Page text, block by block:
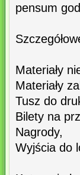
pensum
Materiały
Materiały
Tusz do
Bilety na
Nagrody,
Wyjścia do